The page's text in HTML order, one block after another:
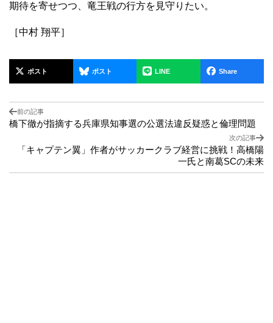
期待を寄せつつ、竜王戦の行方を見守りたい。
［中村 翔平］
ポスト ポスト LINE Share
前の記事
橋下徹が指摘する兵庫県知事選の公選法違反疑惑と倫理問題
次の記事
「キャプテン翼」作者がサッカークラブ経営に挑戦！高橋陽
一氏と南葛SCの未来